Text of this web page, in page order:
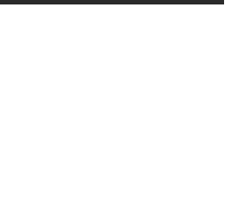
Se hela på Facebook